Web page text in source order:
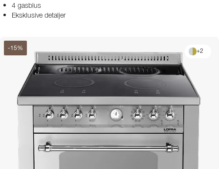
4 gasblus
Eksklusive detaljer
-15% +2